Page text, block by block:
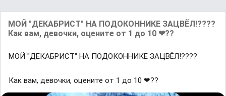
МОЙ "ДЕКАБРИСТ" НА ПОДОКОННИКЕ ЗАЦВЁЛ!????
Как вам, девочки, оцените от 1 до 10 ❤??
МОЙ "ДЕКАБРИСТ" НА ПОДОКОННИКЕ ЗАЦВЁЛ!????
Как вам, девочки, оцените от 1 до 10 ❤??